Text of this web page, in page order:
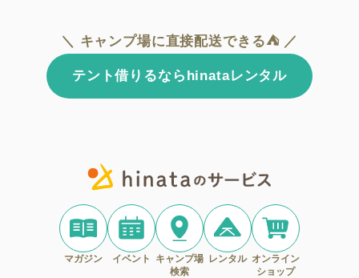
＼ キャンプ場に直接配送できる⛺ ／
テント借りるならhinataレンタル
マガジン イベント
キャンプ場
検索
レンタル オンライン
ショップ